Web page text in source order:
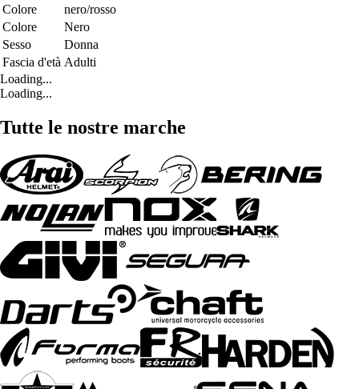
Colore
nero/rosso
Colore
Nero
Sesso
Donna
Fascia d'età Adulti
Loading...
Loading...
Tutte le nostre marche